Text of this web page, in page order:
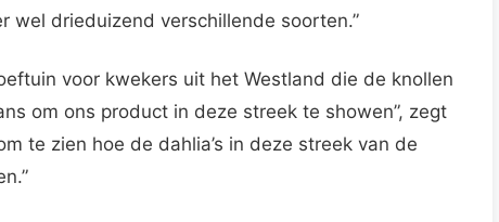
wel drieduizend verschillende soorten.”
voor kwekers uit het Westland die de knollen
om ons product in deze streek te showen”, zegt
te zien hoe de dahlia’s in deze streek van de